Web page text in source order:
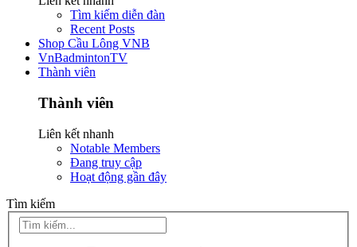
Tìm kiếm diễn đàn
Recent Posts
Shop Cầu Lông VNB
VnBadmintonTV
Thành viên
Thành viên
Liên kết nhanh
Notable Members
Đang truy cập
Hoạt động gần đây
Tìm kiếm